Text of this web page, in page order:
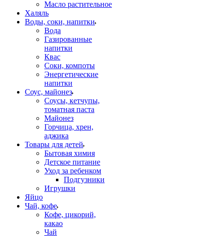
Масло растительное
Халяль
Воды, соки, напитки
Вода
Газированные
напитки
Квас
Соки, компоты
Энергетические
напитки
Соус, майонез
Соусы, кетчупы,
томатная паста
Майонез
Горчица, хрен,
аджика
Товары для детей
Бытовая химия
Детское питание
Уход за ребенком
Подгузники
Игрушки
Яйцо
Чай, кофе
Кофе, цикорий,
какао
Чай